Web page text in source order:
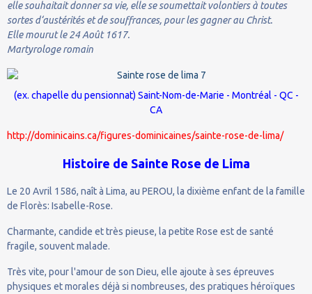
elle souhaitait donner sa vie, elle se soumettait volontiers à toutes
sortes d‘austérités et de souffrances, pour les gagner au Christ.
Elle mourut le 24 Août 1617.
Martyrologe romain
(ex. chapelle du pensionnat) Saint-Nom-de-Marie - Montréal - QC -
CA
http://dominicains.ca/figures-dominicaines/sainte-rose-de-lima/
Histoire de Sainte Rose de Lima
Le 20 Avril 1586, naît à Lima, au PEROU, la dixième enfant de la famille
de Florès: Isabelle-Rose.
Charmante, candide et très pieuse, la petite Rose est de santé
fragile, souvent malade.
Très vite, pour l'amour de son Dieu, elle ajoute à ses épreuves
physiques et morales déjà si nombreuses, des pratiques héroïques